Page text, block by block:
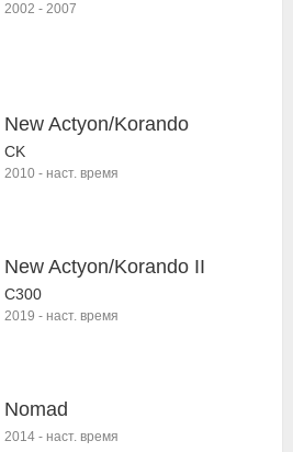
2002 - 2007
New Actyon/Korando
CK
2010 - наст. время
New Actyon/Korando II
C300
2019 - наст. время
Nomad
2014 - наст. время